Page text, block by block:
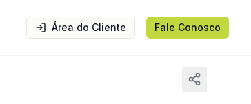
Área do Cliente Fale Conosco